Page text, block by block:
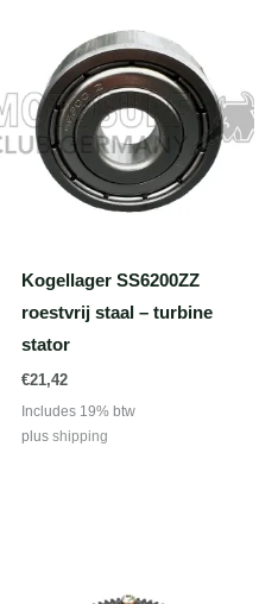
Kogellager SS6200ZZ
roestvrij staal – turbine
stator
€21,42
Includes 19% btw
plus shipping